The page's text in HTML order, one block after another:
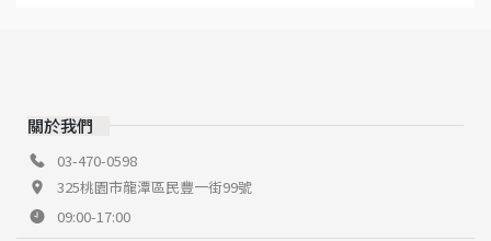
關於我們
03-470-0598
325桃園市龍潭區民豐一街99號
09:00-17:00